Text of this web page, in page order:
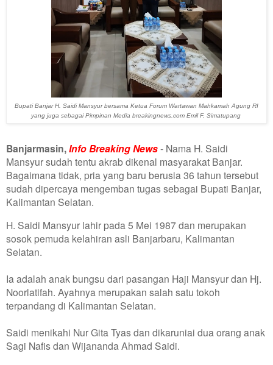
Bupati Banjar H. Saidi Mansyur bersama Ketua Forum Wartawan Mahkamah Agung RI
yang juga sebagai Pimpinan Media breakingnews.com Emil F. Simatupang
Banjarmasin,Info Breaking News- Nama H. Saidi
Mansyur sudah tentu akrab dikenal masyarakat Banjar.
Bagaimana tidak, pria yang baru berusia 36 tahun tersebut
sudah dipercaya mengemban tugas sebagai Bupati Banjar,
Kalimantan Selatan.
H. Saidi Mansyur lahir pada 5 Mei 1987 dan merupakan
sosok pemuda kelahiran asli Banjarbaru, Kalimantan
Selatan.
Ia adalah anak bungsu dari pasangan Haji Mansyur dan Hj.
Noorlatifah. Ayahnya merupakan salah satu tokoh
terpandang di Kalimantan Selatan.
Saidi menikahi Nur Gita Tyas dan dikaruniai dua orang anak
Sagi Nafis dan Wijananda Ahmad Saidi.